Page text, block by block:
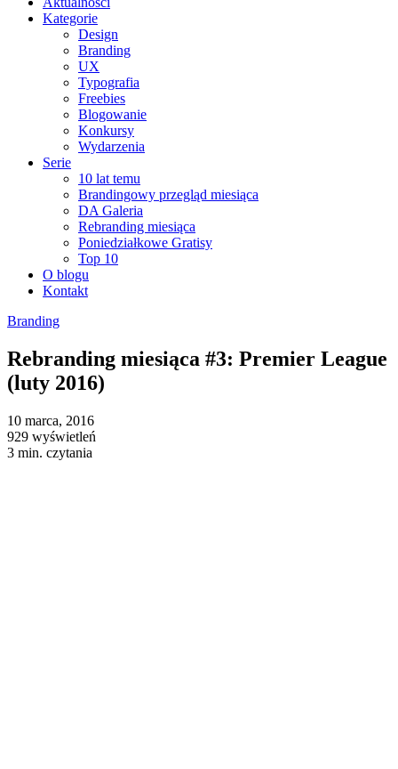
Kategorie
Design
Branding
UX
Typografia
Freebies
Blogowanie
Konkursy
Wydarzenia
Serie
10 lat temu
Brandingowy przegląd miesiąca
DA Galeria
Rebranding miesiąca
Poniedziałkowe Gratisy
Top 10
O blogu
Kontakt
Branding
Rebranding miesiąca #3: Premier League
(luty 2016)
10 marca, 2016
929 wyświetleń
3 min. czytania